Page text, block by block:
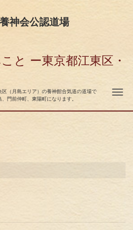
神会公認道場
と ー東京都江東区・
（月島エリア）の養神館合気道の道場で
門前仲町、東陽町になります。
ナ